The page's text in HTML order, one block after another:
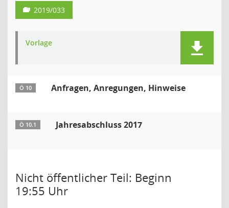
2019/033
Vorlage
Ö 10 Anfragen, Anregungen, Hinweise
Ö 10.1 Jahresabschluss 2017
Nicht öffentlicher Teil: Beginn
19:55 Uhr